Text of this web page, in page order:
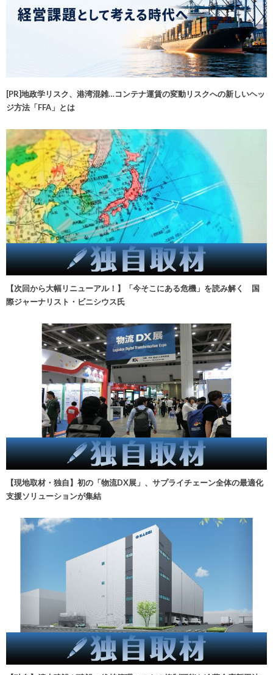
[PR]地政学リスク、港湾混雑…コンテナ運賃の変動リスクへの新しいヘッ
ジ方法「FFA」とは
【次回から大幅リニューアル！】「今そこにある危機」を読み解く 国
際ジャーナリスト・ビニシウス氏
【現地取材・独自】初の「物流DX展」、サプライチェーン全体の最適化
支援ソリューションが集結